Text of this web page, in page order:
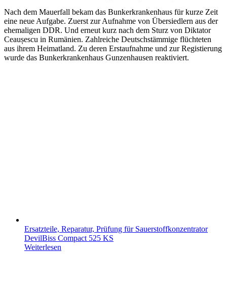
Nach dem Mauerfall bekam das Bunkerkrankenhaus für kurze Zeit
eine neue Aufgabe. Zuerst zur Aufnahme von Übersiedlern aus der
ehemaligen DDR. Und erneut kurz nach dem Sturz von Diktator
Ceaușescu in Rumänien. Zahlreiche Deutschstämmige flüchteten
aus ihrem Heimatland. Zu deren Erstaufnahme und zur Registierung
wurde das Bunkerkrankenhaus Gunzenhausen reaktiviert.
Ersatzteile, Reparatur, Prüfung für Sauerstoffkonzentrator
DevilBiss Compact 525 KS
Weiterlesen